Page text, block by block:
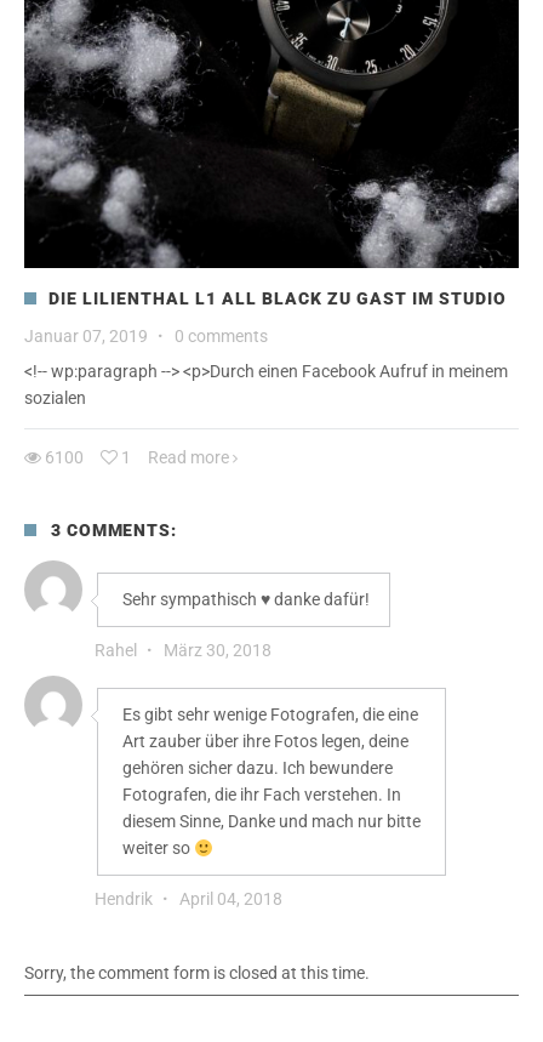
DIE LILIENTHAL L1 ALL BLACK ZU GAST IM STUDIO
Januar 07, 2019
·
0 comments
<!-- wp:paragraph --> <p>Durch einen Facebook Aufruf in meinem
sozialen
6100 1 Read more
3 COMMENTS:
Sehr sympathisch ♥️ danke dafür!
Rahel · März 30, 2018
Es gibt sehr wenige Fotografen, die eine
Art zauber über ihre Fotos legen, deine
gehören sicher dazu. Ich bewundere
Fotografen, die ihr Fach verstehen. In
diesem Sinne, Danke und mach nur bitte
weiter so
Hendrik · April 04, 2018
Sorry, the comment form is closed at this time.